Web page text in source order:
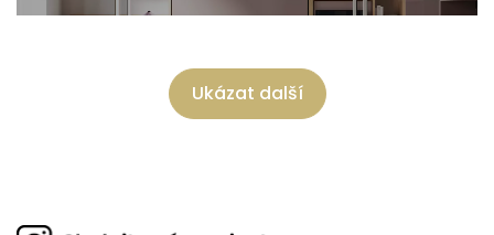
Ukázat další